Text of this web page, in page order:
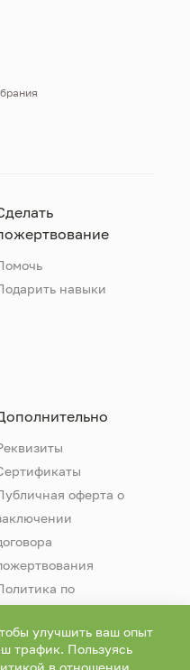
навыки
оферта о
по
улучшить ваш опыт
трафик. Пользуясь
в отношении